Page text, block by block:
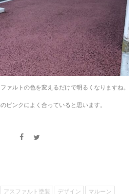
ァルトの色を変えるだけで明るくなりますね。
ピンクによく合っていると思います。
アスファルト塗装 デザイン マルーン